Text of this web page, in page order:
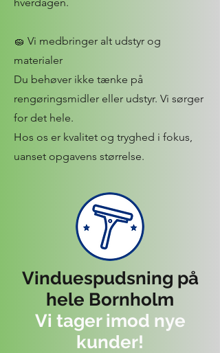
🧽 Vi medbringer alt udstyr og
materialer
Du behøver ikke tænke på
rengøringsmidler eller udstyr. Vi sørger
for det hele.
Hos os er kvalitet og tryghed i fokus,
uanset opgavens størrelse.
Vinduespudsning på
hele Bornholm
Vi tager imod nye
kunder!